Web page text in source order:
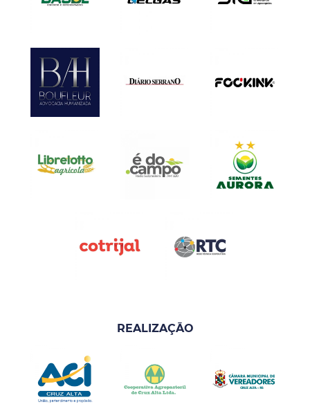
REALIZAÇÃO